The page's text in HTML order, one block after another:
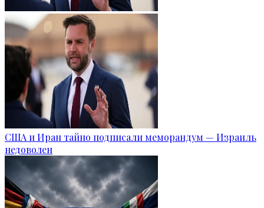
США и Иран тайно подписали меморандум — Израиль
недоволен